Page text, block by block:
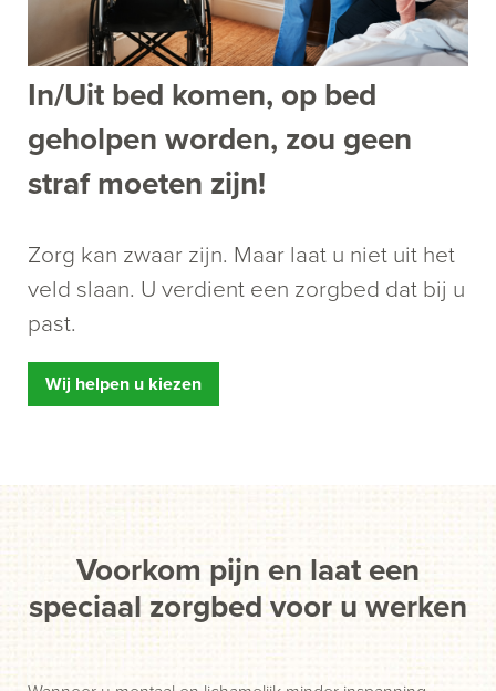
In/Uit bed komen, op bed
geholpen worden, zou geen
straf moeten zijn!
Zorg kan zwaar zijn. Maar laat u niet uit het
veld slaan. U verdient een zorgbed dat bij u
past.
Wij helpen u kiezen
Voorkom pijn en laat een
speciaal zorgbed voor u werken